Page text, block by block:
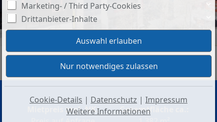
Außenansicht
Mietpreis zzgl. NK:
Gesamtfläche ca.:
Marketing- / Third Party-Cookies
Drittanbieter-Inhalte
Cookie-Details | Datenschutz | Impressum
Weitere Informationen